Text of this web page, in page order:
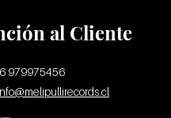
al Cliente
979975456